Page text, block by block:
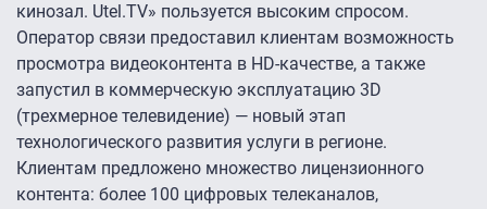
кинозал. Utel.TV» пользуется высоким спросом.
Оператор связи предоставил клиентам возможность
просмотра видеоконтента в HD-качестве, а также
запустил в коммерческую эксплуатацию 3D
(трехмерное телевидение) — новый этап
технологического развития услуги в регионе.
Клиентам предложено множество лицензионного
контента: более 100 цифровых телеканалов,